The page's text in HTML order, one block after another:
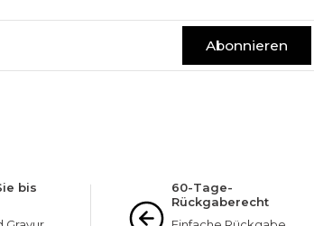
Abonnieren
bis
60-Tage-
Rückgaberecht